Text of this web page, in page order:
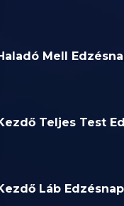
Mell
Teljes Test
Láb Edzésnap